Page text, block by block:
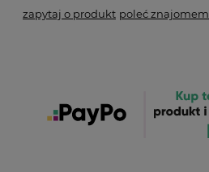
zapytaj o produkt poleć